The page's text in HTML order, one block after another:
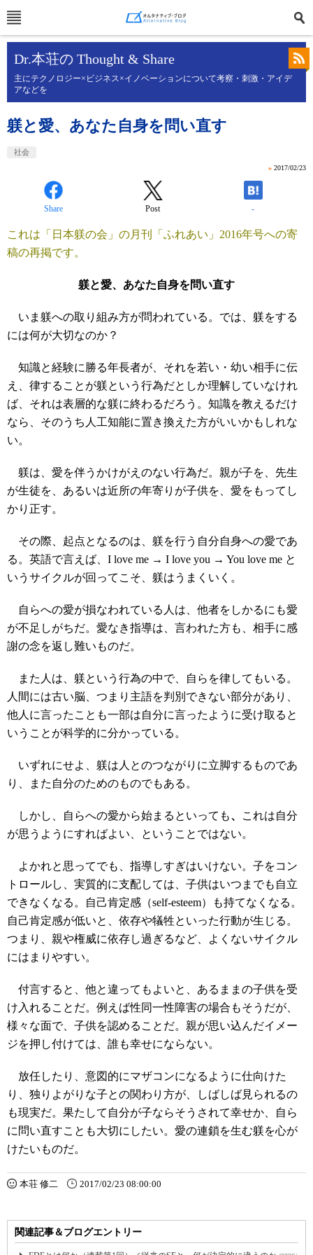
Dr.本荘の Thought & Share
主にテクノロジー×ビジネス×イノベーションについて考察・刺激・アイデ
アなどを
躾と愛、あなた自身を問い直す
社会
» 2017/02/23
Share Post -
これは「日本躾の会」の月刊「ふれあい」2016年号への寄
稿の再掲です。
躾と愛、あなた自身を問い直す
いま躾への取り組み方が問われている。では、躾をする
には何が大切なのか？
知識と経験に勝る年長者が、それを若い・幼い相手に伝
え、律することが躾という行為だとしか理解していなけれ
ば、それは表層的な躾に終わるだろう。知識を教えるだけ
なら、そのうち人工知能に置き換えた方がいいかもしれな
い。
躾は、愛を伴うかけがえのない行為だ。親が子を、先生
が生徒を、あるいは近所の年寄りが子供を、愛をもってし
かり正す。
その際、起点となるのは、躾を行う自分自身への愛であ
る。英語で言えば、I love me → I love you → You love me と
いうサイクルが回ってこそ、躾はうまくいく。
自らへの愛が損なわれている人は、他者をしかるにも愛
が不足しがちだ。愛なき指導は、言われた方も、相手に感
謝の念を返し難いものだ。
また人は、躾という行為の中で、自らを律してもいる。
人間には古い脳、つまり主語を判別できない部分があり、
他人に言ったことも一部は自分に言ったように受け取ると
いうことが科学的に分かっている。
いずれにせよ、躾は人とのつながりに立脚するものであ
り、また自分のためのものでもある。
しかし、自らへの愛から始まるといっても、
これは自分
が思うようにすればよい、ということではない。
よかれと思ってでも、指導しすぎはいけない。子をコン
トロールし、実質的に支配しては、子供はいつまでも自立
できなくなる。自己肯定感（self-esteem）も持てなくなる。
自己肯定感が低いと、依存や犠牲といった行動が生じる。
つまり、親や権威に依存し過ぎるなど、よくないサイクル
にはまりやすい。
付言すると、他と違ってもよいと、あるままの子供を受
け入れることだ。例えば性同一性障害の場合もそうだが、
様々な面で、子供を認めることだ。親が思い込んだイメー
ジを押し付けては、誰も幸せにならない。
放任したり、意図的にマザコンになるように仕向けた
り、独りよがりな子との関わり方が、しばしば見られるの
も現実だ。果たして自分が子ならそうされて幸せか、自ら
に問い直すことも大切にしたい。愛の連鎖を生む躾を心が
けたいものだ。
本荘 修二 2017/02/23 08:00:00
関連記事＆ブログエントリー